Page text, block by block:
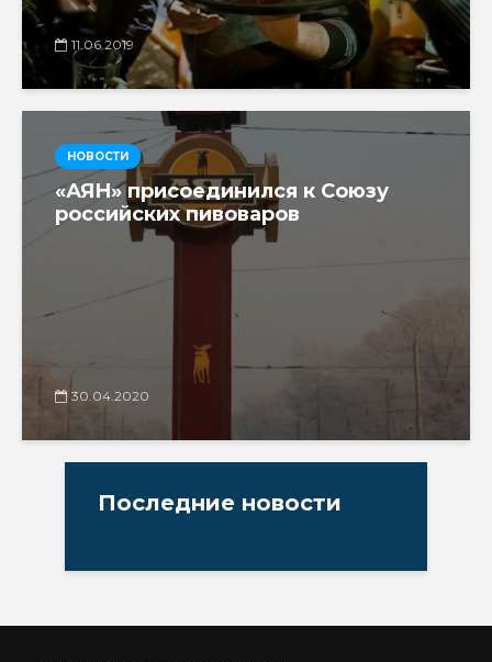
11.06.2019
НОВОСТИ
«АЯН» присоединился к Союзу
российских пивоваров
30.04.2020
Последние новости